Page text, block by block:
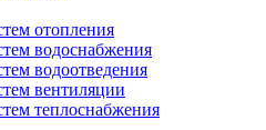
отопления
водоснабжения
водоотведения
вентиляции
теплоснабжения